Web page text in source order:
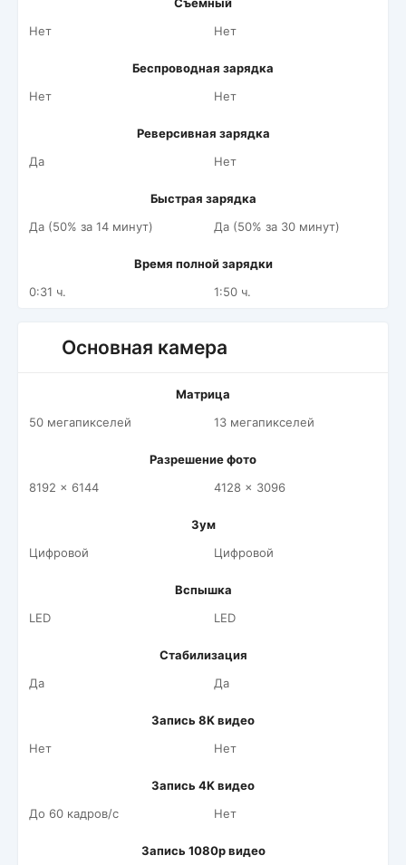
Нет
Нет
Беспроводная зарядка
Нет
Нет
Реверсивная зарядка
Да
Нет
Быстрая зарядка
Да (50% за 14 минут)
Да (50% за 30 минут)
Время полной зарядки
0:31 ч.
1:50 ч.
Основная камера
Матрица
50 мегапикселей
13 мегапикселей
Разрешение фото
8192 x 6144
4128 x 3096
Зум
Цифровой
Цифровой
Вспышка
LED
LED
Стабилизация
Да
Да
Запись 8K видео
Нет
Нет
Запись 4K видео
До 60 кадров/c
Нет
Запись 1080p видео